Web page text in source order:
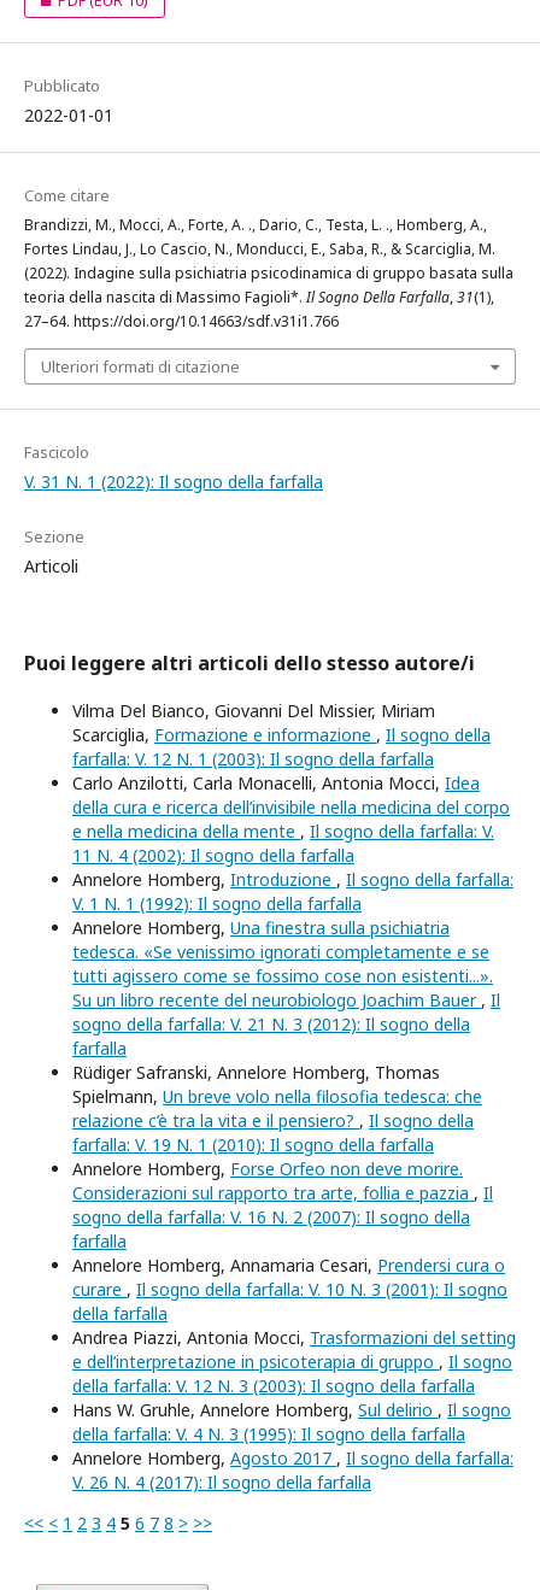
Pubblicato
2022-01-01
Come citare
Brandizzi, M., Mocci, A., Forte, A. ., Dario, C., Testa, L. ., Homberg, A.,
Fortes Lindau, J., Lo Cascio, N., Monducci, E., Saba, R., & Scarciglia, M.
(2022). Indagine sulla psichiatria psicodinamica di gruppo basata sulla
teoria della nascita di Massimo Fagioli*.Il Sogno Della Farfalla,31(1),
27–64. https://doi.org/10.14663/sdf.v31i1.766
Ulteriori formati di citazione
Fascicolo
V. 31 N. 1 (2022): Il sogno della farfalla
Sezione
Articoli
Puoi leggere altri articoli dello stesso autore/i
Vilma Del Bianco, Giovanni Del Missier, Miriam
Scarciglia, Formazione e informazione , Il sogno della
farfalla: V. 12 N. 1 (2003): Il sogno della farfalla
Carlo Anzilotti, Carla Monacelli, Antonia Mocci, Idea
della cura e ricerca dell’invisibile nella medicina del corpo
e nella medicina della mente , Il sogno della farfalla: V.
11 N. 4 (2002): Il sogno della farfalla
Annelore Homberg, Introduzione , Il sogno della farfalla:
V. 1 N. 1 (1992): Il sogno della farfalla
Annelore Homberg, Una finestra sulla psichiatria
tedesca. «Se venissimo ignorati completamente e se
tutti agissero come se fossimo cose non esistenti...».
Su un libro recente del neurobiologo Joachim Bauer , Il
sogno della farfalla: V. 21 N. 3 (2012): Il sogno della
farfalla
Rüdiger Safranski, Annelore Homberg, Thomas
Spielmann, Un breve volo nella filosofia tedesca: che
relazione c’è tra la vita e il pensiero? , Il sogno della
farfalla: V. 19 N. 1 (2010): Il sogno della farfalla
Annelore Homberg, Forse Orfeo non deve morire.
Considerazioni sul rapporto tra arte, follia e pazzia , Il
sogno della farfalla: V. 16 N. 2 (2007): Il sogno della
farfalla
Annelore Homberg, Annamaria Cesari, Prendersi cura o
curare , Il sogno della farfalla: V. 10 N. 3 (2001): Il sogno
della farfalla
Andrea Piazzi, Antonia Mocci, Trasformazioni del setting
e dell’interpretazione in psicoterapia di gruppo , Il sogno
della farfalla: V. 12 N. 3 (2003): Il sogno della farfalla
Hans W. Gruhle, Annelore Homberg, Sul delirio , Il sogno
della farfalla: V. 4 N. 3 (1995): Il sogno della farfalla
Annelore Homberg, Agosto 2017 , Il sogno della farfalla:
V. 26 N. 4 (2017): Il sogno della farfalla
<< < 1 2 3 4 5 6 7 8 > >>